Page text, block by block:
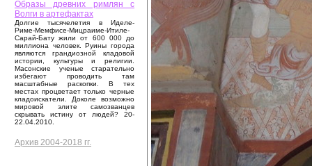
Образы древних римлян с
Волги в артефактах
Долгие тысячелетия в Иделе-
Риме-Мемфисе-Мицраиме-Итиле-
Сарай-Бату жили от 600 000 до
миллиона человек. Руины города
являются грандиозной кладовой
истории, культуры и религии.
Масонские ученые старательно
избегают проводить там
масштабные раскопки. В тех
местах процветает только черные
кладоискатели. Доколе возможно
мировой элите самозванцев
скрывать истину от людей? 20-
22.04.2010.
Архив 2004-2018 гг.